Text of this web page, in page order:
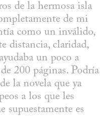
de la hermosa isla
de mi
como un inválido,
distancia, claridad,
un poco a
200 páginas. Podría
la novela que ya
a los que les
supuestamente es